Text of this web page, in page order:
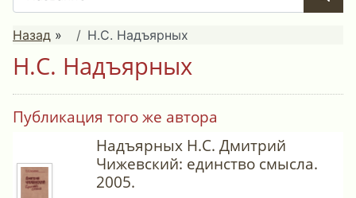
Назад » Н.С. Надъярных
Н.С. Надъярных
Публикация того же автора
Надъярных Н.С. Дмитрий
Чижевский: единство смысла.
2005.